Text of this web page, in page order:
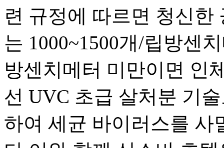
련 규정에 따르면 청신
는 1000~1500개/립방센
방센치메터 미만이면 인
선 UVC 초급 살처분 기
하여 세균 바이러스를 사